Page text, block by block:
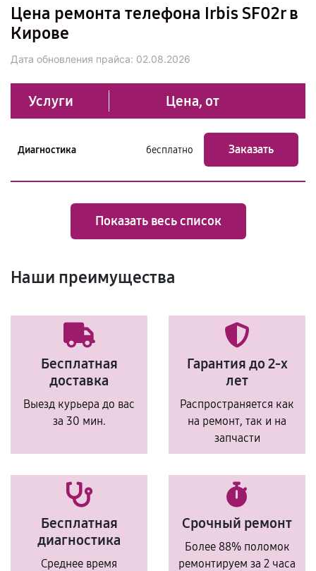
Цена ремонта телефона Irbis SF02r в
Кирове
Дата обновления прайса: 02.08.2026
Услуги Цена, от
Диагностика бесплатно Заказать
Показать весь список
Наши преимущества
Бесплатная
доставка
Выезд курьера до вас
за 30 мин.
Гарантия до 2-х
лет
Распространяется как
на ремонт, так и на
запчасти
Бесплатная
диагностика
Среднее время
Срочный ремонт
Более 88% поломок
ремонтируем за 2 часа